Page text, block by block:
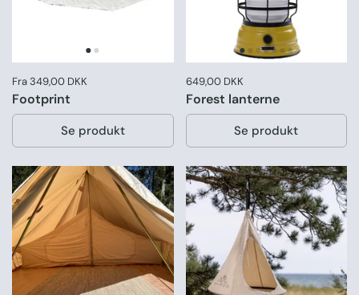
Pris:
Fra 349,00 DKK
Footprint
Se produkt
Pris:
649,00 DKK
Forest lanterne
Se produkt